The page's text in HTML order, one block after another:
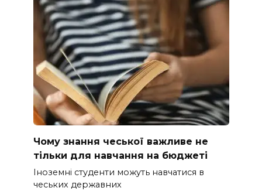
Чому знання чеської важливе не
тільки для навчання на бюджеті
Іноземні студенти можуть навчатися в
чеських державних